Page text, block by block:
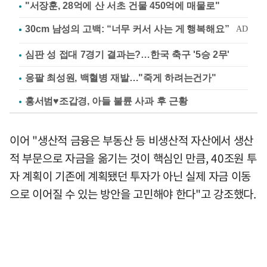
"서장훈, 28억에 산 서초 건물 450억에 매물로"
심판 성 접대 7경기 결과는?…한국 축구 '5승 2무'
응팔 최성원, 백혈병 재발…"죽게 하려는건가"
홍서범♥조갑경, 아들 불륜 사과 후 근황
이어 "생산적 금융은 부동산 등 비생산적 자산에서 생산
적 부문으로 자금을 옮기는 것이 핵심인 만큼, 40조원 투
자 계획이 기존에 계획됐던 투자가 아닌 실제 자금 이동
으로 이어질 수 있는 방안을 고민해야 한다"고 강조했다.